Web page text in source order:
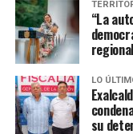
“La
LO
su